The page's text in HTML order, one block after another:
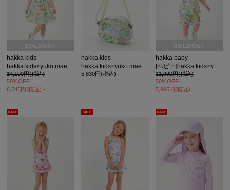
販サイト
SOLDOUT
hakka kids
hakka kids×yuko maegawa コードストライプはるのオーケストラプリントワンピース
14,190円(税込)
50%OFF
6,545円(税込)～
hakka kids
hakka kids×yuko maegawa はるのオーケストラプリントショルダーバッグ
5,830円(税込)
SOLDOUT
hakka baby
[ベビー]hakka kids×yuko maegawa コードストライプはるのオーケストラプリントチュニックパンツセット
11,990円(税込)
50%OFF
5,995円(税込)